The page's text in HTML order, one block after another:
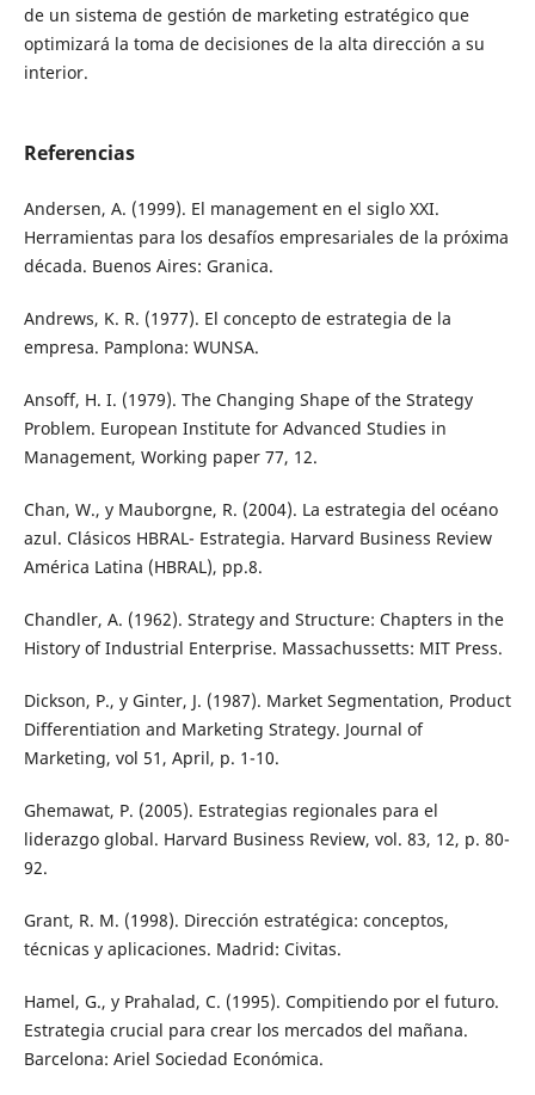
de un sistema de gestión de marketing estratégico que
optimizará la toma de decisiones de la alta dirección a su
interior.
Referencias
Andersen, A. (1999). El management en el siglo XXI.
Herramientas para los desafíos empresariales de la próxima
década. Buenos Aires: Granica.
Andrews, K. R. (1977). El concepto de estrategia de la
empresa. Pamplona: WUNSA.
Ansoff, H. I. (1979). The Changing Shape of the Strategy
Problem. European Institute for Advanced Studies in
Management, Working paper 77, 12.
Chan, W., y Mauborgne, R. (2004). La estrategia del océano
azul. Clásicos HBRAL- Estrategia. Harvard Business Review
América Latina (HBRAL), pp.8.
Chandler, A. (1962). Strategy and Structure: Chapters in the
History of Industrial Enterprise. Massachussetts: MIT Press.
Dickson, P., y Ginter, J. (1987). Market Segmentation, Product
Differentiation and Marketing Strategy. Journal of
Marketing, vol 51, April, p. 1-10.
Ghemawat, P. (2005). Estrategias regionales para el
liderazgo global. Harvard Business Review, vol. 83, 12, p. 80-
92.
Grant, R. M. (1998). Dirección estratégica: conceptos,
técnicas y aplicaciones. Madrid: Civitas.
Hamel, G., y Prahalad, C. (1995). Compitiendo por el futuro.
Estrategia crucial para crear los mercados del mañana.
Barcelona: Ariel Sociedad Económica.